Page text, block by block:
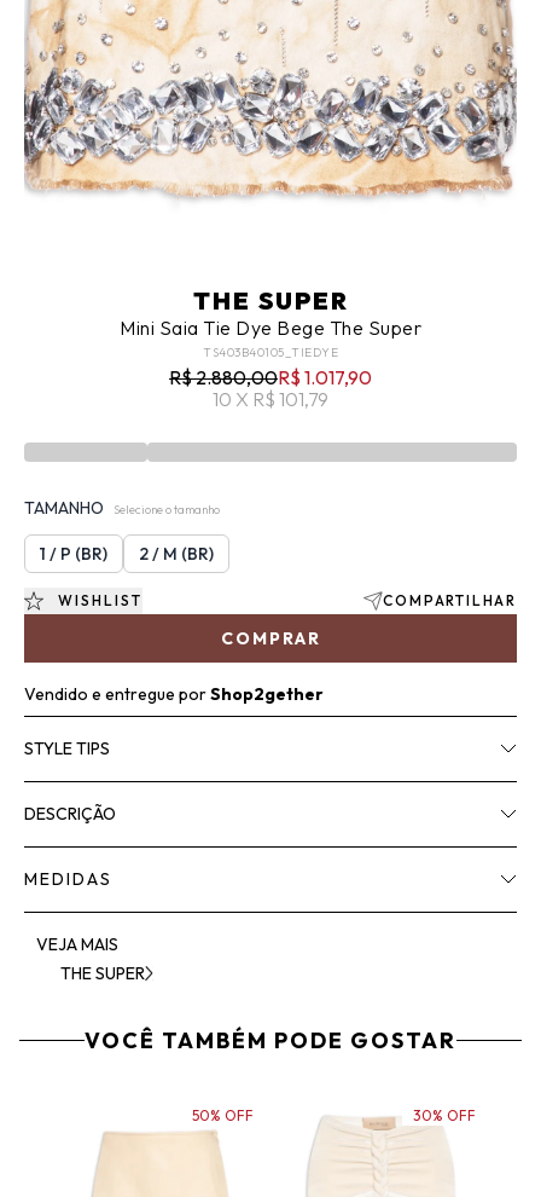
THE SUPER
Mini Saia Tie Dye Bege The Super
TS403B40105_TIEDYE
R$ 2.880,00R$ 1.017,90
10 X R$ 101,79
TAMANHO Selecione o tamanho
1 / P (BR) 2 / M (BR)
COMPRAR
WISHLIST COMPARTILHAR
Vendido e entregue porShop2gether
STYLE TIPS
DESCRIÇÃO
MEDIDAS
VEJA MAIS
THE SUPER
VOCÊ TAMBÉM PODE GOSTAR
50% OFF 30% OFF